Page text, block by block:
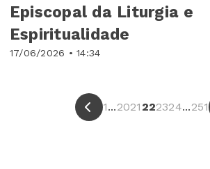
17/06/2026 • 14:34
Episcopal da Liturgia e
Espiritualidade
1...2021 222324...251